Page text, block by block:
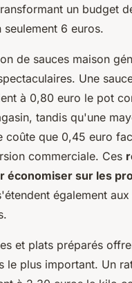
un budget
seulement 6 euros.
de sauces maison
Une
à 0,80 euro le pot
tandis qu'une
coûte que 0,45 euro
commerciale. Ces
économiser sur les
également
et plats préparés
le plus important. Un